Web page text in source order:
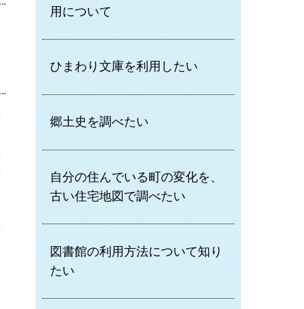
用について
ひまわり文庫を利用したい
郷土史を調べたい
自分の住んでいる町の変化を、
古い住宅地図で調べたい
図書館の利用方法について知り
たい